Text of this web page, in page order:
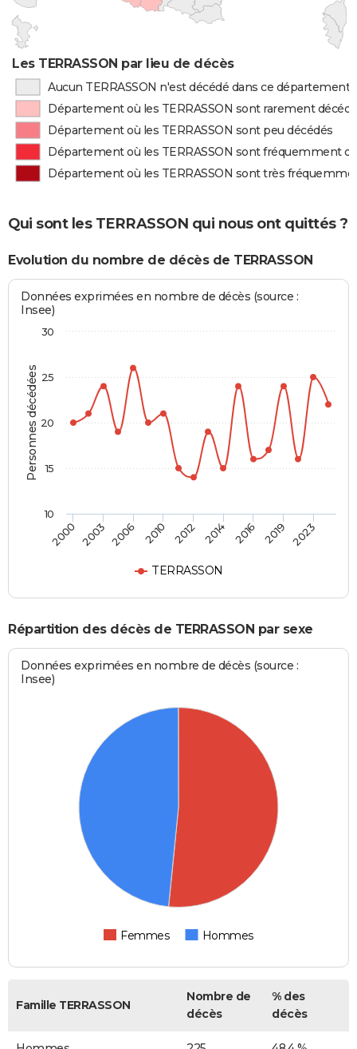
Les TERRASSON par lieu de décès
Aucun TERRASSON n'est décédé dans ce département
Département où les TERRASSON sont rarement
Département où les TERRASSON sont peu décédés
Département où les TERRASSON sont fréquemment
Département où les TERRASSON sont très
Qui sont les TERRASSON qui nous ont quittés ?
Evolution du nombre de décès de TERRASSON
Personnes décédées
Données exprimées en nombre de décès (source :
Insee)
TERRASSON
2000 2003 2006 2010 2012 2014 2016 2019 2023
10
15
20
25
30
Répartition des décès de TERRASSON par sexe
Données exprimées en nombre de décès (source :
Insee)
Femmes Hommes
Famille TERRASSON
Nombre de
décès
% des
décès